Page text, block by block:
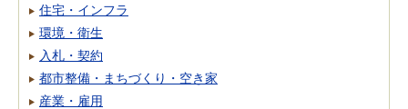
住宅・インフラ
環境・衛生
入札・契約
都市整備・まちづくり・空き家
産業・雇用